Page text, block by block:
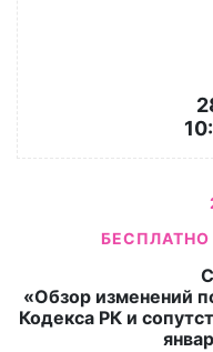
«Обзор изменений
Кодекса РК и